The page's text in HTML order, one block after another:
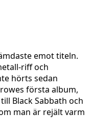
emot titeln.
riff och
hörts sedan
första album,
Black Sabbath och
man är rejält varm